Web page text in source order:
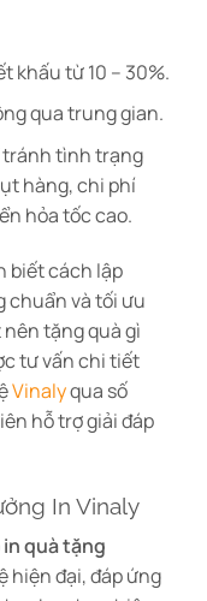
khấu từ 10 – 30%.
qua trung gian.
tránh tình trạng
hàng, chi phí
hỏa tốc cao.
biết cách lập
chuẩn và tối ưu
tặng quà gì
tư vấn chi tiết
Vinalyqua số
hỗ trợ giải đáp
In Vinaly
in quà tặng
hiện đại, đáp ứng